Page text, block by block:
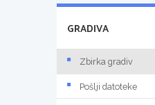
GRADIVA
Zbirka gradiv
Pošlji datoteke